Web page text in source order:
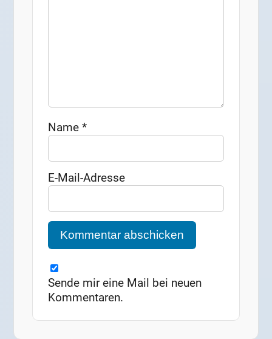
Name*
E-Mail-Adresse
Sende mir eine Mail bei neuen
Kommentaren.